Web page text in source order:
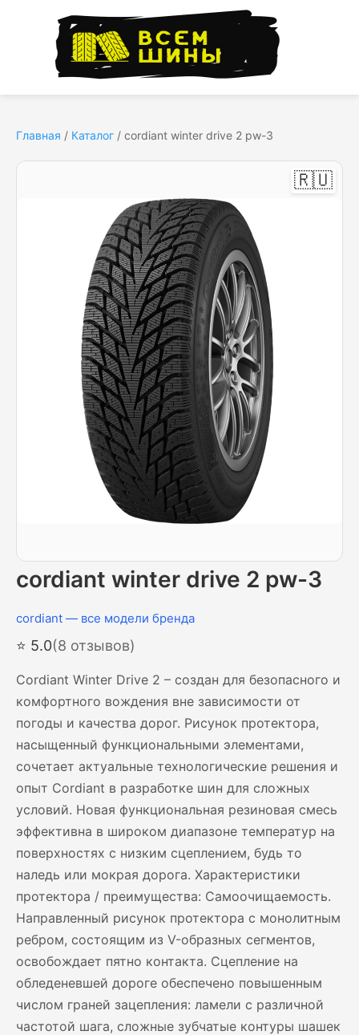
Главная / Каталог / cordiant winter drive 2 pw-3
🇷🇺
cordiant winter drive 2 pw-3
cordiant — все модели бренда
⭐ 5.0(8 отзывов)
Cordiant Winter Drive 2 – создан для безопасного и
комфортного вождения вне зависимости от
погоды и качества дорог. Рисунок протектора,
насыщенный функциональными элементами,
сочетает актуальные технологические решения и
опыт Cordiant в разработке шин для сложных
условий. Новая функциональная резиновая смесь
эффективна в широком диапазоне температур на
поверхностях с низким сцеплением, будь то
наледь или мокрая дорога. Характеристики
протектора / преимущества: Самоочищаемость.
Направленный рисунок протектора с монолитным
ребром, состоящим из V-образных сегментов,
освобождает пятно контакта. Сцепление на
обледеневшей дороге обеспечено повышенным
числом граней зацепления: ламели с различной
частотой шага, сложные зубчатые контуры шашек